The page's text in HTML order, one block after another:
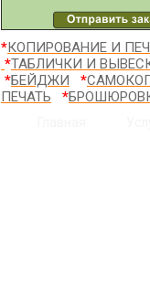
*КОПИРОВАНИЕ И
*ТАБЛИЧКИ И
*БЕЙДЖИ *
ПЕЧАТЬ
*